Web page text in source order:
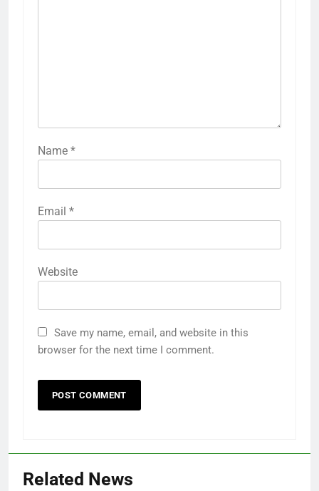
Name *
Email *
Website
Save my name, email, and website in this
browser for the next time I comment.
Related News